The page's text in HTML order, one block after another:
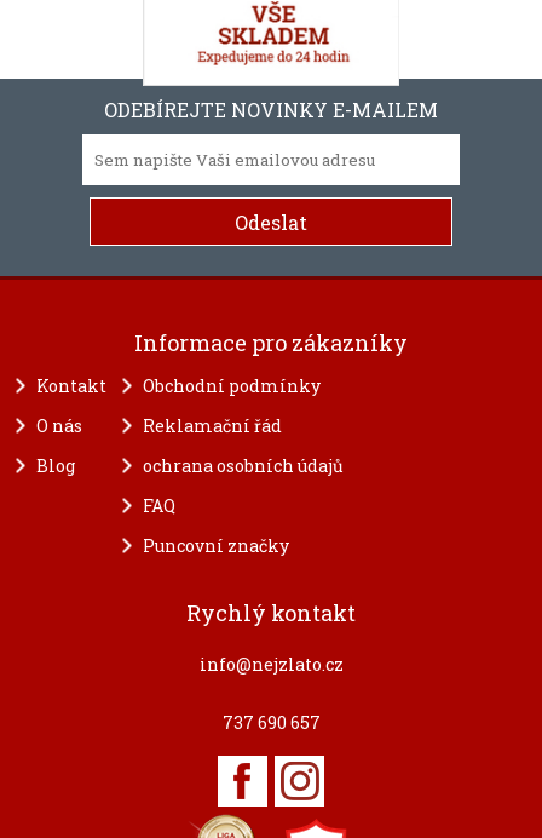
ODEBÍREJTE NOVINKY E-MAILEM
Informace pro zákazníky
Kontakt
O nás
Blog
Obchodní podmínky
Reklamační řád
ochrana osobních údajů
FAQ
Puncovní značky
Rychlý kontakt
info@nejzlato.cz
737 690 657